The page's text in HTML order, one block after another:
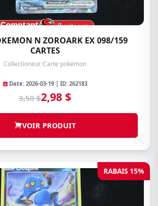
N ZOROARK EX 098/159
CARTES
Collectioneur/Carte pokémon
Date: 2026-03-19 | ID: 262183
3,50 $2,98 $
VOIR PRODUIT
RABAIS 15%